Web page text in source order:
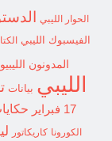
الحوار الليبي
الفيسبوك الليبي
المدونون
الليبي بيانات
17 فبراير
الكورونا كاريكاتور